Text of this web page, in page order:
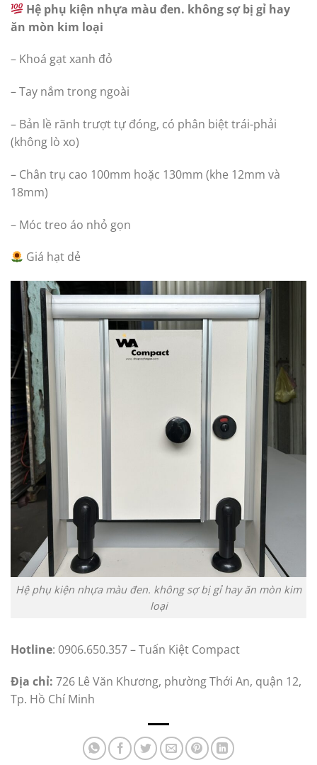
Hệ phụ kiện nhựa màu đen. không sợ bị gỉ hay
ăn mòn kim loại
– Khoá gạt xanh đỏ
– Tay nắm trong ngoài
– Bản lề rãnh trượt tự đóng, có phân biệt trái-phải
(không lò xo)
– Chân trụ cao 100mm hoặc 130mm (khe 12mm và
18mm)
– Móc treo áo nhỏ gọn
Giá hạt dẻ
Hệ phụ kiện nhựa màu đen. không sợ bị gỉ hay ăn mòn kim
loại
Hotline: 0906.650.357 – Tuấn Kiệt Compact
Địa chỉ: 726 Lê Văn Khương, phường Thới An, quận 12,
Tp. Hồ Chí Minh